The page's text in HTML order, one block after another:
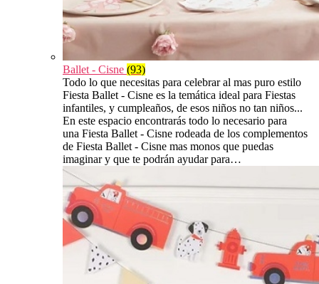
Ballet - Cisne (93)
Todo lo que necesitas para celebrar al mas puro estilo
Fiesta Ballet - Cisne es la temática ideal para Fiestas
infantiles, y cumpleaños, de esos niños no tan niños...
En este espacio encontrarás todo lo necesario para
una Fiesta Ballet - Cisne rodeada de los complementos
de Fiesta Ballet - Cisne mas monos que puedas
imaginar y que te podrán ayudar para…